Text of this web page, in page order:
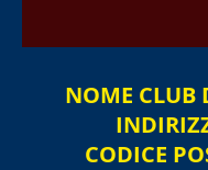
NOME CLUB
CODICE